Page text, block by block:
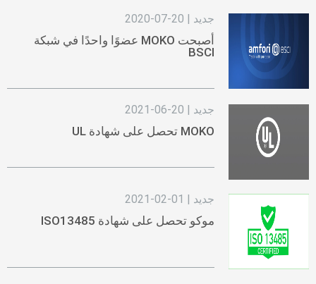
جديد | 20-07-2020
أصبحت MOKO عضوًا واحدًا في شبكة
BSCI
جديد | 20-06-2021
MOKO تحصل على شهادة UL
جديد | 01-02-2021
موكو تحصل على شهادة ISO13485